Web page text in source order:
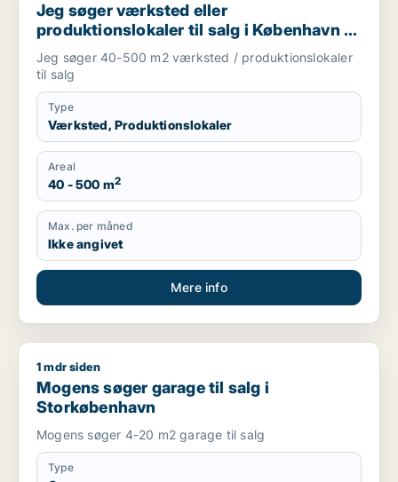
Jeg søger værksted eller
produktionslokaler til salg i København K,
Vesterbro eller Frederiksberg m.fl.
Jeg søger 40-500 m2 værksted / produktionslokaler
til salg
Type
Værksted, Produktionslokaler
Areal
40 - 500 m2
Max. per måned
Ikke angivet
Mere info
Mogens søger garage til salg i Storkøbenhavn
1 mdr siden
Mogens søger garage til salg i
Storkøbenhavn
Mogens søger 4-20 m2 garage til salg
Type